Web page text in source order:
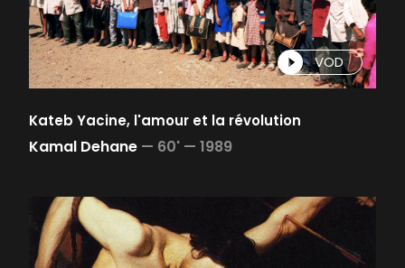
VOD
Kateb Yacine, l'amour et la révolution
Kamal Dehane — 60' — 1989